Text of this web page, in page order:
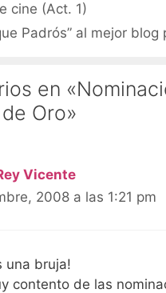
cine (Act. 1)
Padrós” al mejor blog
en
Oro»
Vicente
2008 a las 1:21 pm
una bruja!
contento de las